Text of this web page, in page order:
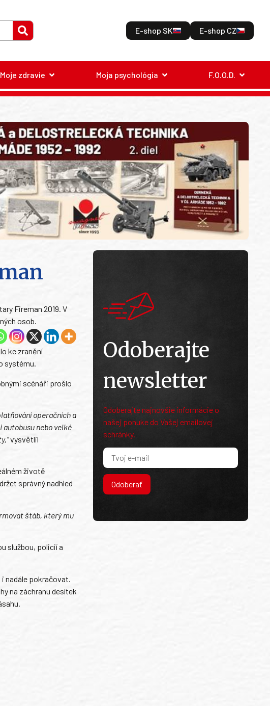
E-shop SK E-shop CZ
Moje zdravie Moja psychológia F.O.O.D.
Fireman 2019. V
osob.
ke zranění
systému.
scénáři prošlo
operačních a
nebo velké
vysvětlil
životě
správný nadhled
štáb, který mu
službou, policií a
nadále pokračovat.
na záchranu desítek
Odoberajte
newsletter
Odoberajte najnovšie informácie o
našej ponuke do Vašej emailovej
schránky.
Odoberať